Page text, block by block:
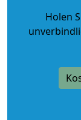
Holen